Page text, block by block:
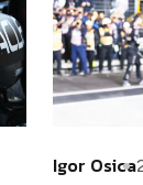
Igor Osica